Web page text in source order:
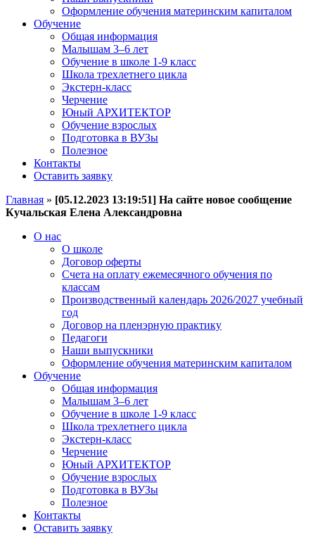
Оформление обучения материнским капиталом
Обучение
Общая информация
Малышам 3–6 лет
Обучение в школе 1-9 класс
Школа трехлетнего цикла
Экстерн-класс
Черчение
Юный АРХИТЕКТОР
Обучение взрослых
Подготовка в ВУЗы
Полезное
Контакты
Оставить заявку
Главная » [05.12.2023 13:19:51] На сайте новое сообщение
Кучальская Елена Александровна
О нас
О школе
Договор оферты
Счета на оплату ежемесячного обучения по
классам
Производственный календарь 2026/2027 учебный
год
Договор на пленэрную практику
Педагоги
Наши выпускники
Оформление обучения материнским капиталом
Обучение
Общая информация
Малышам 3–6 лет
Обучение в школе 1-9 класс
Школа трехлетнего цикла
Экстерн-класс
Черчение
Юный АРХИТЕКТОР
Обучение взрослых
Подготовка в ВУЗы
Полезное
Контакты
Оставить заявку